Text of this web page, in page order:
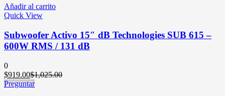
Añadir al carrito
Quick View
Subwoofer Activo 15″ dB Technologies SUB 615 –
600W RMS / 131 dB
0
$919.00El
precio
$1,025.00El
Preguntar